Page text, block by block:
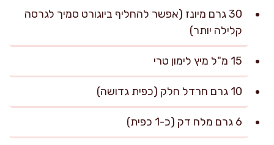
30 גרם מיונז (אפשר להחליף ביוגורט סמיך לגרסה
קלילה יותר)
15 מ"ל מיץ לימון טרי
10 גרם חרדל חלק (כפית גדושה)
6 גרם מלח דק (כ-1 כפית)